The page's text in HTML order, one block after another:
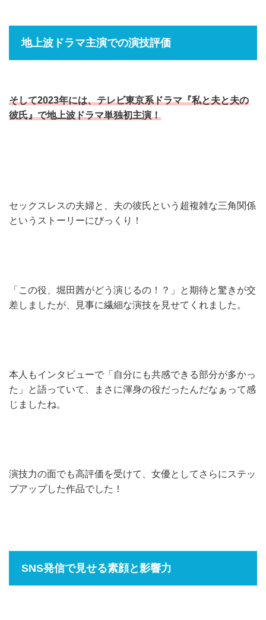
地上波ドラマ主演での演技評価
そして2023年には、テレビ東京系ドラマ『私と夫と夫の
彼氏』で地上波ドラマ単独初主演！
セックスレスの夫婦と、夫の彼氏という超複雑な三角関係
というストーリーにびっくり！
「この役、堀田茜がどう演じるの！？」と期待と驚きが交
差しましたが、見事に繊細な演技を見せてくれました。
本人もインタビューで「自分にも共感できる部分が多かっ
た」と語っていて、まさに渾身の役だったんだなぁって感
じましたね。
演技力の面でも高評価を受けて、女優としてさらにステッ
プアップした作品でした！
SNS発信で見せる素顔と影響力